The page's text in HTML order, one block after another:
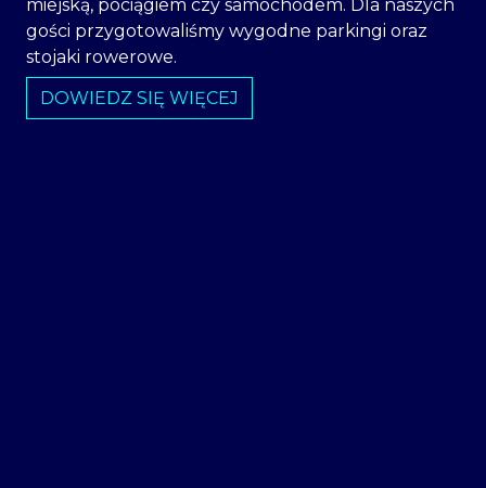
miejską, pociągiem czy samochodem. Dla naszych
gości przygotowaliśmy wygodne parkingi oraz
stojaki rowerowe.
DOWIEDZ SIĘ WIĘCEJ